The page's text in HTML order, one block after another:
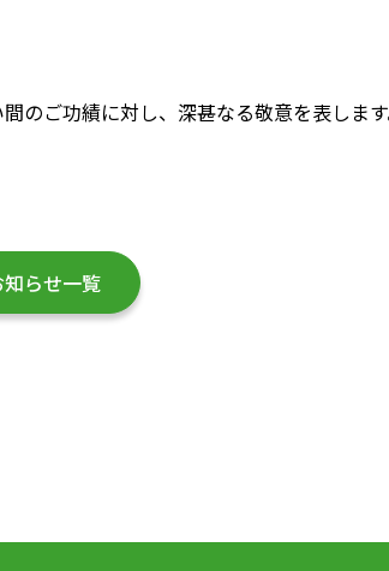
のご功績に対し、深甚なる敬意を表します
知らせ一覧